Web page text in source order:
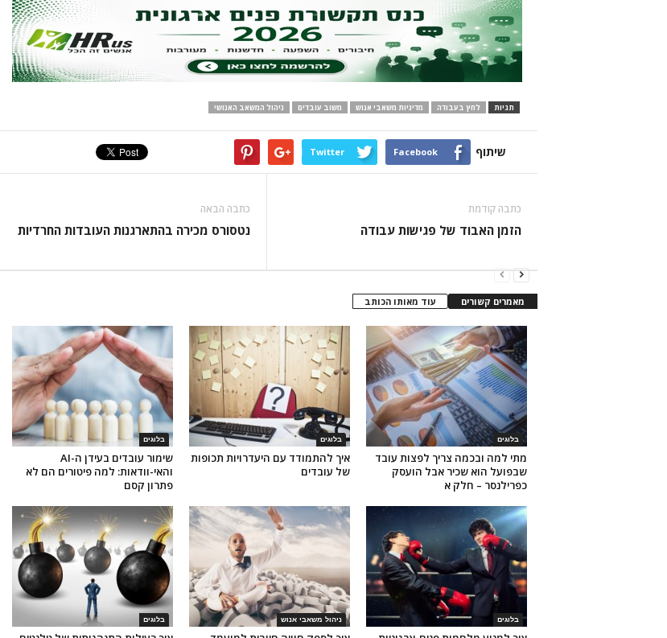
תגיות לחץ בעבודה מדיניות משאבי אנוש משוב עובדים ניהול המשאב האנושי
שיתוף Facebook
Twitter
כתבה קודמת
הזמן האבוד של פגישות עבודה
כתבה הבאה
נטסורס מכירה בהתארגנות העובדות החרדיות
מאמרים קשורים עוד מאותו הכותב
בלוגים
שימור עובדים בעידן ה-AI
והאי-וודאות: למה פיטורים הם לא
פתרון קסם
בלוגים
איך להתמודד עם היעדרויות תכופות
של עובדים
בלוגים
מתי למה ובכמה צריך לפצות עובד
שבפועל הוא שכיר אבל הועסק
כפרילנסר – חלק א
בלוגים ניהול משאבי אנוש בלוגים